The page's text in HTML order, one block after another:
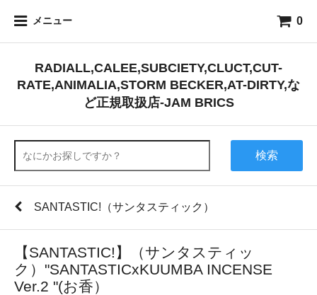
メニュー 0
RADIALL,CALEE,SUBCIETY,CLUCT,CUT-
RATE,ANIMALIA,STORM BECKER,AT-DIRTY,な
ど正規取扱店-JAM BRICS
検索
SANTASTIC!（サンタスティック）
【SANTASTIC!】（サンタスティッ
ク）"SANTASTICxKUUMBA INCENSE
Ver.2 "(お香）